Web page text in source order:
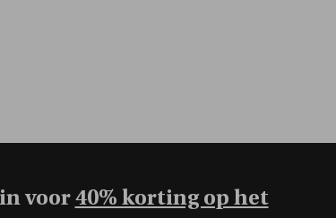
voor40% korting op het